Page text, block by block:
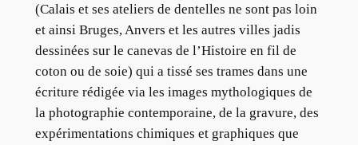
(Calais et ses ateliers de dentelles ne sont pas loin
et ainsi Bruges, Anvers et les autres villes jadis
dessinées sur le canevas de l’Histoire en fil de
coton ou de soie) qui a tissé ses trames dans une
écriture rédigée via les images mythologiques de
la photographie contemporaine, de la gravure, des
expérimentations chimiques et graphiques que